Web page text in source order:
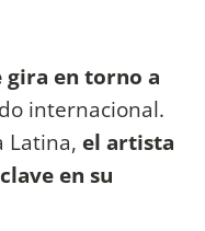
gira en torno a
internacional.
Latina, el artista
en su